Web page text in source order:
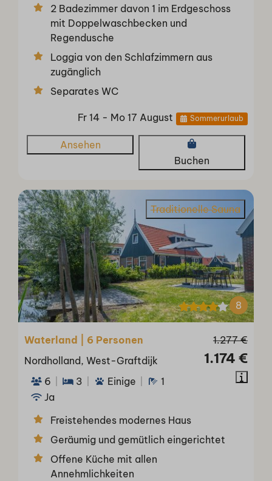
2 Badezimmer davon 1 im Erdgeschoss
mit Doppelwaschbecken und
Regendusche
Loggia von den Schlafzimmern aus
zugänglich
Separates WC
Fr 14 - Mo 17 August Sommerurlaub
Ansehen
Buchen
Traditionelle Sauna
8
1.277 €
1.174 €
Waterland | 6 Personen
Nordholland, West-Graftdijk
6
3 Einige
1
Ja
Freistehendes modernes Haus
Geräumig und gemütlich eingerichtet
Offene Küche mit allen
Annehmlichkeiten